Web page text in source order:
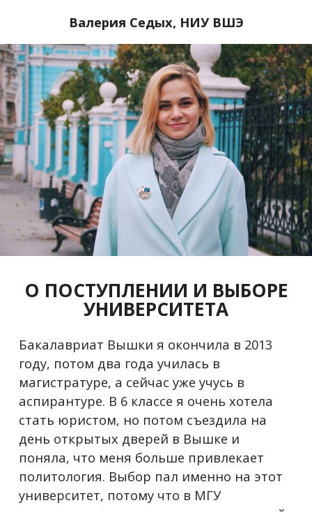
Валерия Седых, НИУ ВШЭ
О ПОСТУПЛЕНИИ И ВЫБОРЕ
УНИВЕРСИТЕТА
Бакалавриат Вышки я окончила в 2013
году, потом два года училась в
магистратуре, а сейчас уже учусь в
аспирантуре. В 6 классе я очень хотела
стать юристом, но потом съездила на
день открытых дверей в Вышке и
поняла, что меня больше привлекает
политология. Выбор пал именно на этот
университет, потому что в МГУ